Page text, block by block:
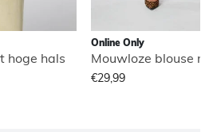
hoge hals
Online Only
Mouwloze blouse
€29,99